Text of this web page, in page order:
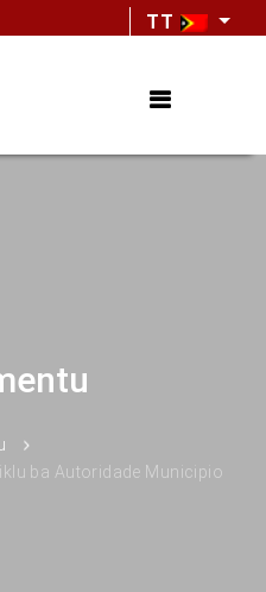
TT
ba Autoridade Municipio